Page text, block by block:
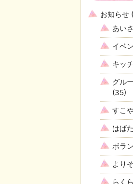
お知らせ
あい
イベ
キッ
グル
(35)
すこ
はば
ボラ
より
らく